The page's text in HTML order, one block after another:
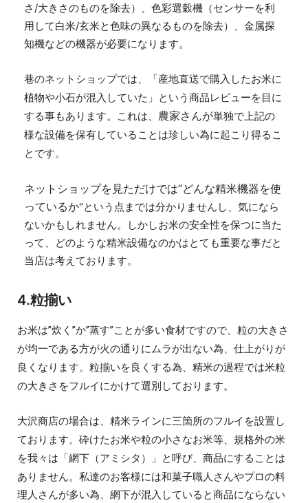
さ/大きさのものを除去）、色彩選穀機（センサーを利
用して白米/玄米と色味の異なるものを除去）、金属探
知機などの機器が必要になります。
巷のネットショップでは、
「産地直送で購入したお米に
植物や小石が混入していた」という商品レビューを目に
する事もあります。これは、 農家さんが単独で上記の
様な設備を保有していることは珍しい為に起こり得るこ
とです。
ネットショップを見ただけでは”どんな精米機器を使
っているか“という点までは分かりませんし、気になら
ないかもしれません。しかしお米の安全性を保つに当た
って、どのような精米設備なのかはとても重要な事だと
当店は考えております。
4.粒揃い
お米は”炊く”か”蒸す”ことが多い食材ですので、粒の大きさ
が均一である方が火の通りにムラが出ない為、仕上がりが
良くなります。 粒揃いを良くする為、精米の過程では米粒
の大きさをフルイにかけて選別しております。
大沢商店の場合は、精米ラインに三箇所のフルイを設置し
ております。 砕けたお米や粒の小さなお米等、規格外の米
を我々は「網下（アミシタ）」と呼び、 商品にすることは
ありません。私達のお客様には和菓子職人さんやプロの料
理人さんが多い為、網下が混入していると商品にならない